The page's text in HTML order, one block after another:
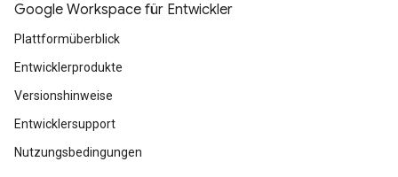
Google Workspace für Entwickler
Plattformüberblick
Entwicklerprodukte
Versionshinweise
Entwicklersupport
Nutzungsbedingungen